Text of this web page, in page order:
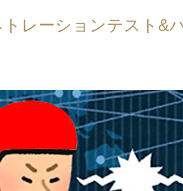
トレーションテスト&